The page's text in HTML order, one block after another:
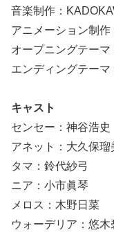
音楽制作：
アニメーション制
オープニングテー
エンディングテーマ
キャスト
センセー：神谷浩史
アネット：大久保瑠
タマ：鈴代紗弓
ニア：小市眞琴
メロス：木野日菜
ウォーデリア：悠木